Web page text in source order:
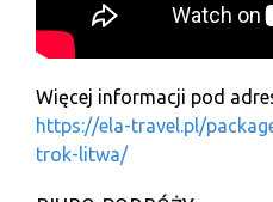
Więcej informacji pod
https://ela-travel.pl/
trok-litwa/